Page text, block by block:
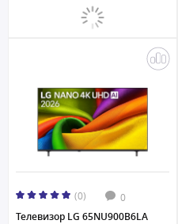
(0) 0
Телевизор LG 65NU900B6LA